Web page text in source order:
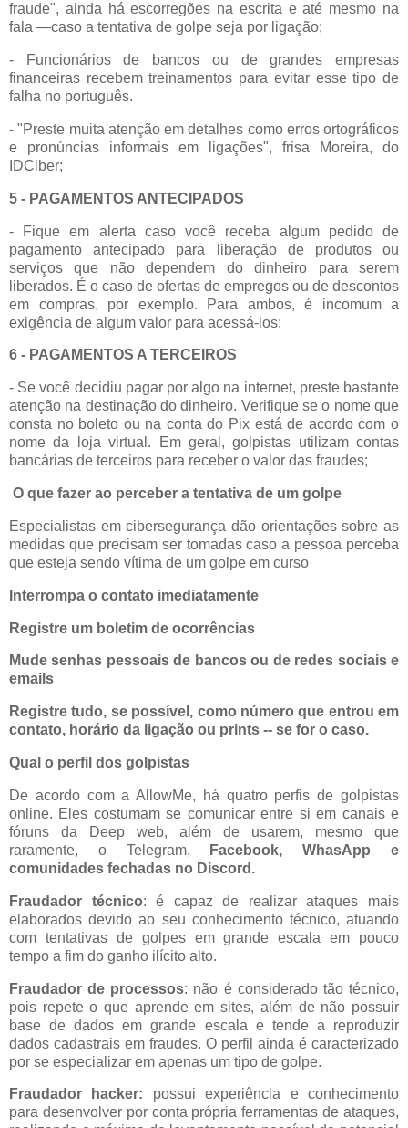
fraude", ainda há escorregões na escrita e até mesmo na
fala —caso a tentativa de golpe seja por ligação;
- Funcionários de bancos ou de grandes empresas
financeiras recebem treinamentos para evitar esse tipo de
falha no português.
- "Preste muita atenção em detalhes como erros ortográficos
e pronúncias informais em ligações", frisa Moreira, do
IDCiber;
5 - PAGAMENTOS ANTECIPADOS
- Fique em alerta caso você receba algum pedido de
pagamento antecipado para liberação de produtos ou
serviços que não dependem do dinheiro para serem
liberados. É o caso de ofertas de empregos ou de descontos
em compras, por exemplo. Para ambos, é incomum a
exigência de algum valor para acessá-los;
6 - PAGAMENTOS A TERCEIROS
- Se você decidiu pagar por algo na internet, preste bastante
atenção na destinação do dinheiro. Verifique se o nome que
consta no boleto ou na conta do Pix está de acordo com o
nome da loja virtual. Em geral, golpistas utilizam contas
bancárias de terceiros para receber o valor das fraudes;
O que fazer ao perceber a tentativa de um golpe
Especialistas em cibersegurança dão orientações sobre as
medidas que precisam ser tomadas caso a pessoa perceba
que esteja sendo vítima de um golpe em curso
Interrompa o contato imediatamente
Registre um boletim de ocorrências
Mude senhas pessoais de bancos ou de redes sociais e
emails
Registre tudo, se possível, como número que entrou em
contato, horário da ligação ou prints -- se for o caso.
Qual o perfil dos golpistas
De acordo com a AllowMe, há quatro perfis de golpistas
online. Eles costumam se comunicar entre si em canais e
fóruns da Deep web, além de usarem, mesmo que
raramente, o Telegram,
Facebook, WhasApp e
comunidades fechadas no Discord.
Fraudador técnico: é capaz de realizar ataques mais
elaborados devido ao seu conhecimento técnico, atuando
com tentativas de golpes em grande escala em pouco
tempo a fim do ganho ilícito alto.
Fraudador de processos: não é considerado tão técnico,
pois repete o que aprende em sites, além de não possuir
base de dados em grande escala e tende a reproduzir
dados cadastrais em fraudes. O perfil ainda é caracterizado
por se especializar em apenas um tipo de golpe.
Fraudador hacker: possui experiência e conhecimento
para desenvolver por conta própria ferramentas de ataques,